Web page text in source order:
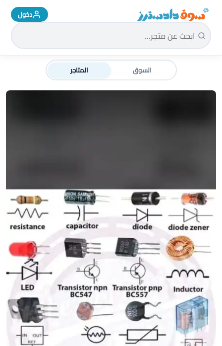
سوق دادسترز الرئيسية دخول
السوق المتاجر